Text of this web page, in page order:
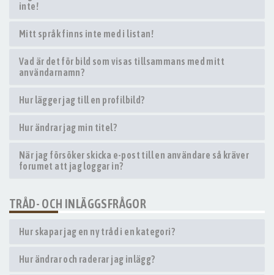
inte!
Mitt språk finns inte med i listan!
Vad är det för bild som visas tillsammans med mitt
användarnamn?
Hur lägger jag till en profilbild?
Hur ändrar jag min titel?
När jag försöker skicka e-post till en användare så kräver
forumet att jag loggar in?
TRÅD- OCH INLÄGGSFRÅGOR
Hur skapar jag en ny tråd i en kategori?
Hur ändrar och raderar jag inlägg?